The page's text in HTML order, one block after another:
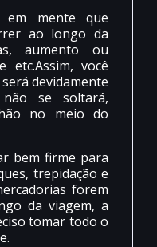
mente que
ao longo da
aumento ou
etc.Assim, você
devidamente
se soltará,
no meio do
bem firme para
trepidação e
forem
da viagem, a
tomar todo o